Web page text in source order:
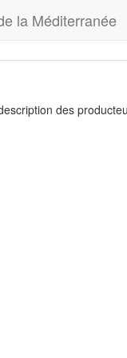
la Méditerranée
des